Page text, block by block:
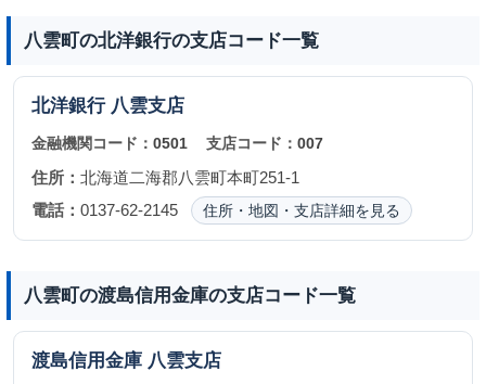
八雲町の北洋銀行の支店コード一覧
北洋銀行 八雲支店
金融機関コード： 0501 支店コード：007
住所： 北海道二海郡八雲町本町251-1
電話： 0137-62-2145 住所・地図・支店詳細を見る
八雲町の渡島信用金庫の支店コード一覧
渡島信用金庫 八雲支店